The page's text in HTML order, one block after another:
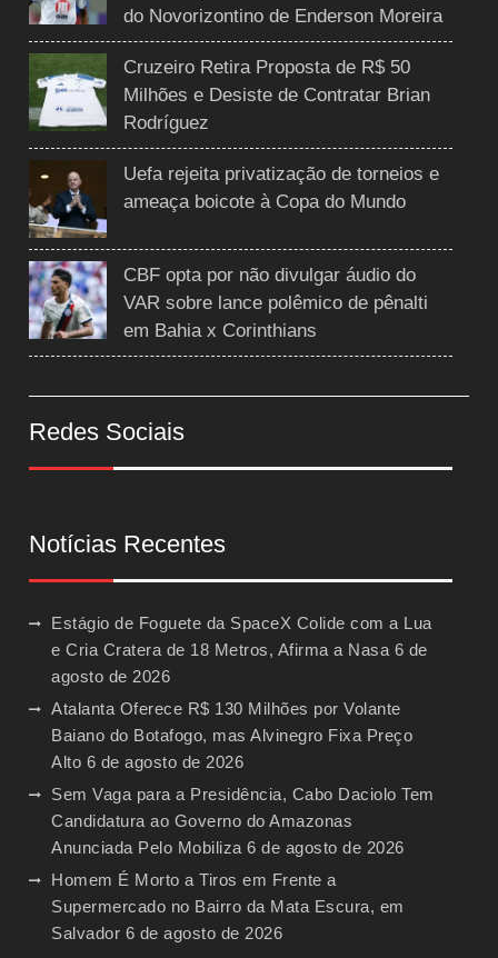
do Novorizontino de Enderson Moreira
Cruzeiro Retira Proposta de R$ 50
Milhões e Desiste de Contratar Brian
Rodríguez
Uefa rejeita privatização de torneios e
ameaça boicote à Copa do Mundo
CBF opta por não divulgar áudio do
VAR sobre lance polêmico de pênalti
em Bahia x Corinthians
Redes Sociais
Notícias Recentes
Estágio de Foguete da SpaceX Colide com a Lua
e Cria Cratera de 18 Metros, Afirma a Nasa 6 de
agosto de 2026
Atalanta Oferece R$ 130 Milhões por Volante
Baiano do Botafogo, mas Alvinegro Fixa Preço
Alto 6 de agosto de 2026
Sem Vaga para a Presidência, Cabo Daciolo Tem
Candidatura ao Governo do Amazonas
Anunciada Pelo Mobiliza 6 de agosto de 2026
Homem É Morto a Tiros em Frente a
Supermercado no Bairro da Mata Escura, em
Salvador 6 de agosto de 2026